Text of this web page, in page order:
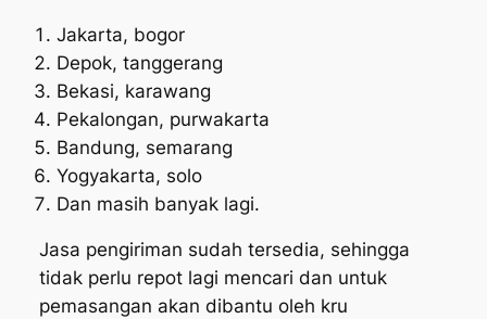
Jakarta, bogor
Depok, tanggerang
Bekasi, karawang
Pekalongan, purwakarta
Bandung, semarang
Yogyakarta, solo
Dan masih banyak lagi.
Jasa pengiriman sudah tersedia, sehingga
tidak perlu repot lagi mencari dan untuk
pemasangan akan dibantu oleh kru